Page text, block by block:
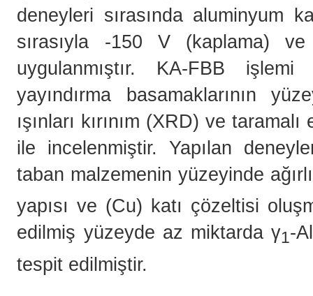
deneyleri sırasında aluminyum
sırasıyla -150 V (kaplama)
uygulanmıştır. KA-FBB
yayındırma basamaklarının
ışınları kırınım (XRD) ve
ile incelenmiştir. Yapılan
taban malzemenin yüzeyinde
yapısı ve (Cu) katı çözeltisi
edilmiş yüzeyde az miktarda γ1-Al
tespit edilmiştir.